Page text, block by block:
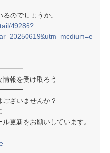
のでしょうか。
49286?
報を受け取ろう
ざいませんか？
更新をお願いしています。